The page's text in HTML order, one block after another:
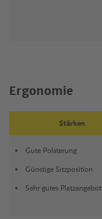
Ergonomie
Stärken
Gute Polsterung
Günstige Sitzposition
Sehr gutes Platzangebot